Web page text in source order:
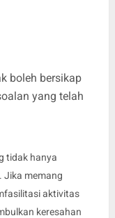
boleh bersikap
yang telah
tidak hanya
Jika memang
aktivitas
keresahan